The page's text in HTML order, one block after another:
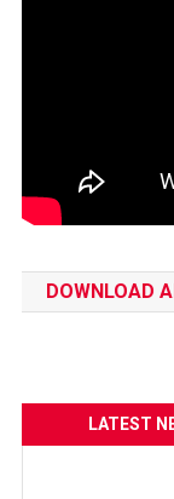
DOWNLOAD
LATEST